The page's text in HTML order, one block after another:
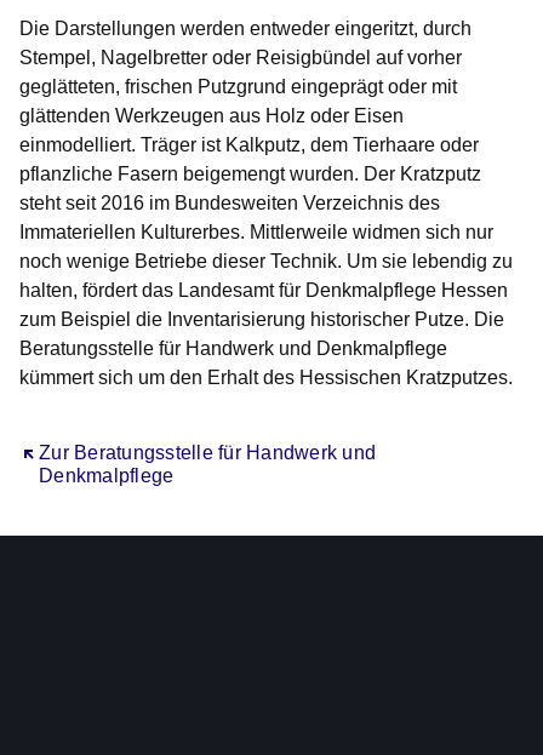
Die Darstellungen werden entweder eingeritzt, durch
Stempel, Nagelbretter oder Reisigbündel auf vorher
geglätteten, frischen Putzgrund eingeprägt oder mit
glättenden Werkzeugen aus Holz oder Eisen
einmodelliert. Träger ist Kalkputz, dem Tierhaare oder
pflanzliche Fasern beigemengt wurden. Der Kratzputz
steht seit 2016 im Bundesweiten Verzeichnis des
Immateriellen Kulturerbes. Mittlerweile widmen sich nur
noch wenige Betriebe dieser Technik. Um sie lebendig zu
halten, fördert das Landesamt für Denkmalpflege Hessen
zum Beispiel die Inventarisierung historischer Putze. Die
Beratungsstelle für Handwerk und Denkmalpflege
kümmert sich um den Erhalt des Hessischen Kratzputzes.
Zur Beratungsstelle für Handwerk und
Denkmalpflege
Öffnet sich in einem neuen Fenster